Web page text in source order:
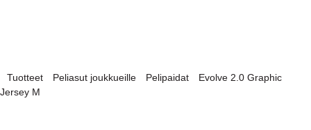
Tuotteet Peliasut joukkueille Pelipaidat
Evolve 2.0 Graphic
Jersey M